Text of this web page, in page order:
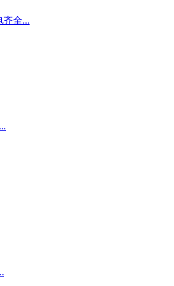
齐全...